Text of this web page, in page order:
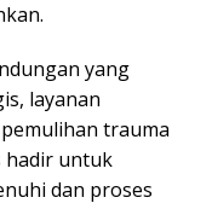
yang
layanan
trauma
hadir untuk
dan proses